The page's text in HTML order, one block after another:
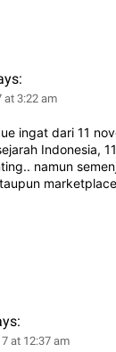
at 3:22 am
ingat dari 11
Indonesia,
namun
at 12:37 am